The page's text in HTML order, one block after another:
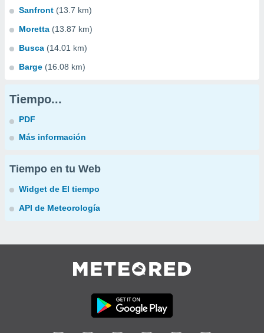
Sanfront (13.7 km)
Moretta (13.87 km)
Busca (14.01 km)
Barge (16.08 km)
Tiempo...
PDF
Más información
Tiempo en tu Web
Widget de El tiempo
API de Meteorología